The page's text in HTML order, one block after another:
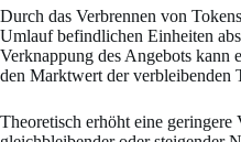
Durch das Verbrennen von
Umlauf befindlichen Einheiten
Verknappung des Angebots kann
den Marktwert der verbleibenden
Theoretisch erhöht eine geringere